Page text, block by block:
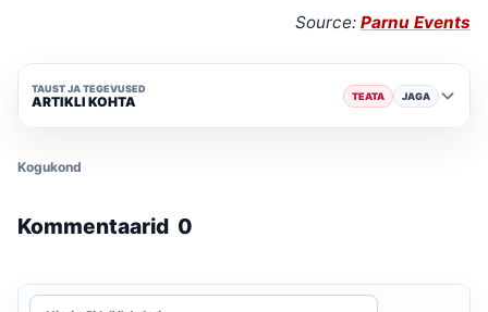
Source: Parnu Events
TAUST JA TEGEVUSED
ARTIKLI KOHTA TEATA JAGA
Kogukond
Kommentaarid 0